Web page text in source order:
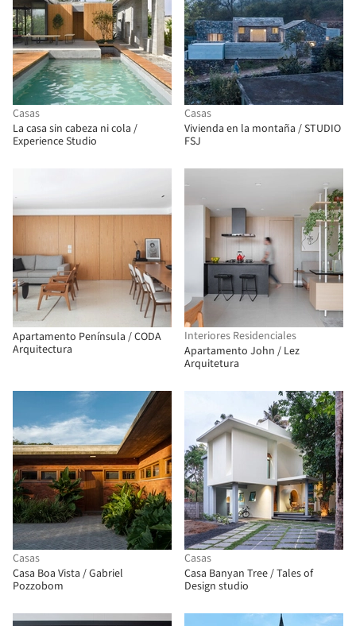
Casas
La casa sin cabeza ni cola /
Experience Studio
Casas
Vivienda en la montaña / STUDIO
FSJ
Apartamento Península / CODA
Arquitectura
Interiores Residenciales
Apartamento John / Lez
Arquitetura
Casas
Casa Boa Vista / Gabriel
Pozzobom
Casas
Casa Banyan Tree / Tales of
Design studio